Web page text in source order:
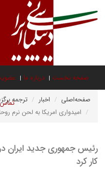
صفحه نخست درباره ما
تماس صفحه‌اصلی اخبار
ترجمه
امیدواری امریکا به لحن نرم
رئیس جمهوری جدید ایران
کار کرد